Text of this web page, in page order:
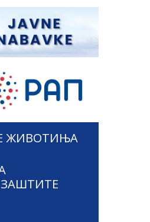
ЖИВОТИЊА
ЗАШТИТЕ